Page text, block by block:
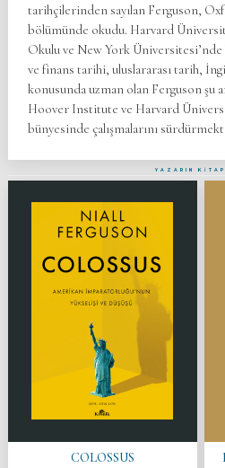
tarihçilerinden sayılan Ferguson,
bölümünde okudu. Harvard
Okulu ve New York Üniversitesi’nde
ve finans tarihi, uluslararası tarih,
konusunda uzman olan Ferguson
Hoover Institute ve Harvard
bünyesinde çalışmalarını
YAZARIN
COLOSSUS